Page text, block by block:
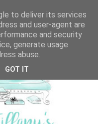
to deliver its services
and user-agent are
and security
generate usage
abuse.
GOT IT